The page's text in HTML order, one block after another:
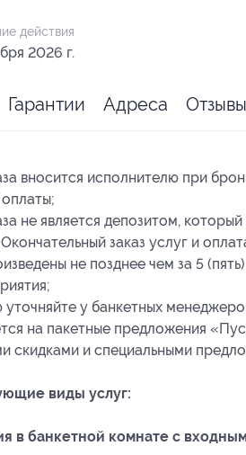
действия
2026 г.
Гарантии Адреса Отзывы
вносится исполнителю при
не является депозитом,
заказ услуг и
не позднее чем за 5
у банкетных
на пакетные предложения
скидками и специальными
виды услуг:
в банкетной комнате с